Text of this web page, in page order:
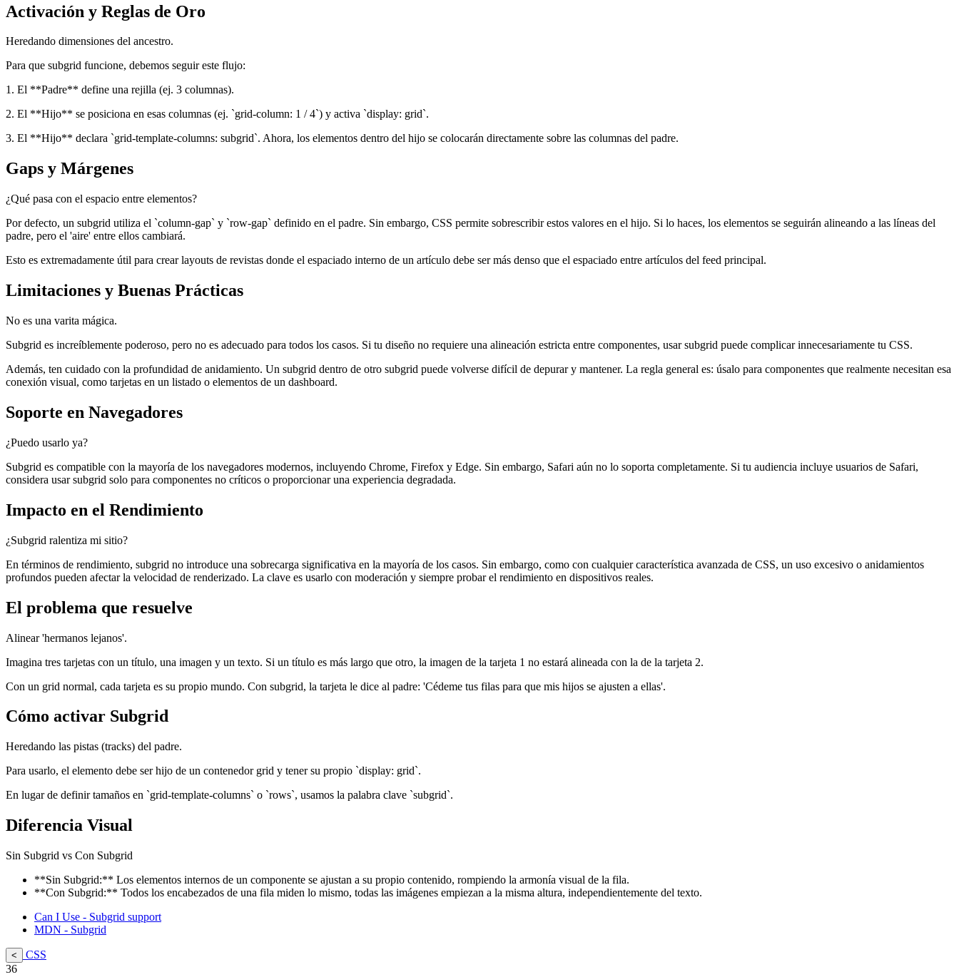
Activación y Reglas de Oro
Heredando dimensiones del ancestro.
Para que subgrid funcione, debemos seguir este flujo:
1. El **Padre** define una rejilla (ej. 3 columnas).
2. El **Hijo** se posiciona en esas columnas (ej. `grid-column: 1 / 4`) y activa `display: grid`.
3. El **Hijo** declara `grid-template-columns: subgrid`. Ahora, los elementos dentro del hijo se colocarán directamente sobre las columnas del padre.
Gaps y Márgenes
¿Qué pasa con el espacio entre elementos?
Por defecto, un subgrid utiliza el `column-gap` y `row-gap` definido en el padre. Sin embargo, CSS permite sobrescribir estos valores en el hijo. Si lo haces, los elementos se seguirán alineando a las líneas del
padre, pero el 'aire' entre ellos cambiará.
Esto es extremadamente útil para crear layouts de revistas donde el espaciado interno de un artículo debe ser más denso que el espaciado entre artículos del feed principal.
Limitaciones y Buenas Prácticas
No es una varita mágica.
Subgrid es increíblemente poderoso, pero no es adecuado para todos los casos. Si tu diseño no requiere una alineación estricta entre componentes, usar subgrid puede complicar innecesariamente tu CSS.
Además, ten cuidado con la profundidad de anidamiento. Un subgrid dentro de otro subgrid puede volverse difícil de depurar y mantener. La regla general es: úsalo para componentes que realmente necesitan esa
conexión visual, como tarjetas en un listado o elementos de un dashboard.
Soporte en Navegadores
¿Puedo usarlo ya?
Subgrid es compatible con la mayoría de los navegadores modernos, incluyendo Chrome, Firefox y Edge. Sin embargo, Safari aún no lo soporta completamente. Si tu audiencia incluye usuarios de Safari,
considera usar subgrid solo para componentes no críticos o proporcionar una experiencia degradada.
Impacto en el Rendimiento
¿Subgrid ralentiza mi sitio?
En términos de rendimiento, subgrid no introduce una sobrecarga significativa en la mayoría de los casos. Sin embargo, como con cualquier característica avanzada de CSS, un uso excesivo o anidamientos
profundos pueden afectar la velocidad de renderizado. La clave es usarlo con moderación y siempre probar el rendimiento en dispositivos reales.
El problema que resuelve
Alinear 'hermanos lejanos'.
Imagina tres tarjetas con un título, una imagen y un texto. Si un título es más largo que otro, la imagen de la tarjeta 1 no estará alineada con la de la tarjeta 2.
Con un grid normal, cada tarjeta es su propio mundo. Con subgrid, la tarjeta le dice al padre: 'Cédeme tus filas para que mis hijos se ajusten a ellas'.
Cómo activar Subgrid
Heredando las pistas (tracks) del padre.
Para usarlo, el elemento debe ser hijo de un contenedor grid y tener su propio `display: grid`.
En lugar de definir tamaños en `grid-template-columns` o `rows`, usamos la palabra clave `subgrid`.
Diferencia Visual
Sin Subgrid vs Con Subgrid
**Sin Subgrid:** Los elementos internos de un componente se ajustan a su propio contenido, rompiendo la armonía visual de la fila.
**Con Subgrid:** Todos los encabezados de una fila miden lo mismo, todas las imágenes empiezan a la misma altura, independientemente del texto.
Can I Use - Subgrid support
MDN - Subgrid
<
CSS
36